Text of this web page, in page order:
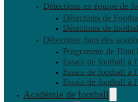
Détections en équipe de
Détections de
Détections de
Détections dans des
Programme de
Essais de football à
Essais de football à
Essais de football à
Académie de football